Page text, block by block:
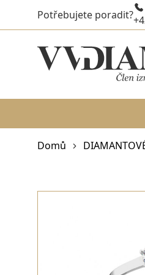
Potřebujete poradit?
Domů